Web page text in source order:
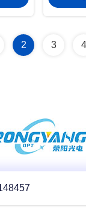
2 3 4
সোশ্যাল মিডিয়া